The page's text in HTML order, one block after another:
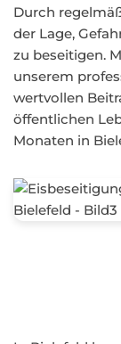
Durch
der Lage,
zu beseitigen.
unserem
wertvollen
öffentlichen
Monaten in